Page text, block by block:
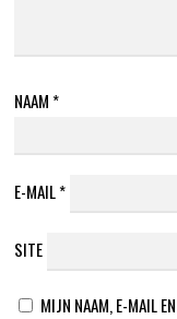
NAAM *
E-MAIL*
SITE
MIJN NAAM, E-MAIL